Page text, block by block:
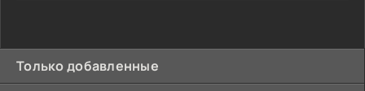
Только добавленные